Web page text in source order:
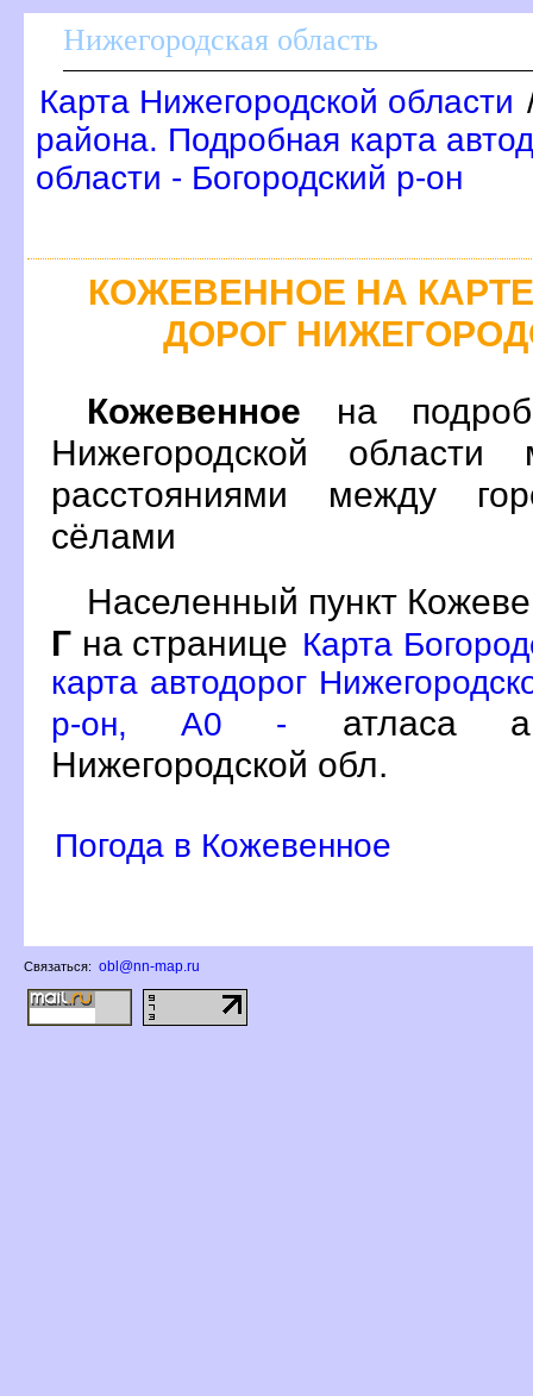
Нижегородская область
Карта Нижегородской области
района. Подробная карта
области - Богородский р-он
КОЖЕВЕННОЕ НА
ДОРОГ
Кожевенное на
Нижегородской
расстояниями между
сёлами
Населенный пункт
Г на странице Карта
карта автодорог
р-он, A0 -
атласа
Нижегородской обл.
Погода в Кожевенное
Связаться: obl@nn-map.ru